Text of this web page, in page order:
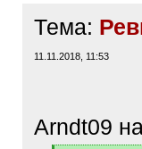
Тема:
11.11.2018, 11:53
Arndt09